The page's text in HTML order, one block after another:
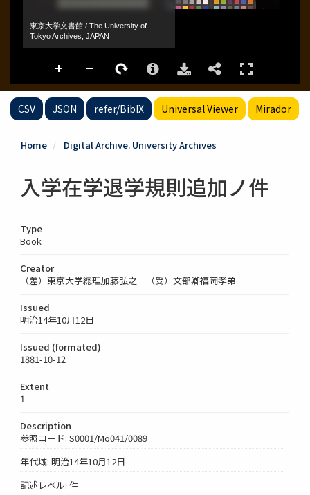
CSV JSON refer/BibIX Universal Viewer Mirador
Home Digital Archive. University Archives
入学在学退学規則追加ノ件
Type
Book
Creator
（差）東京大学總理加藤弘之 （受）文部卿福岡孝弟
Issued
明治14年10月12日
Issued (formated)
1881-10-12
Extent
1
Description
参照コード: S0001/Mo041/0089
年代域: 明治14年10月12日
記述レベル: 件